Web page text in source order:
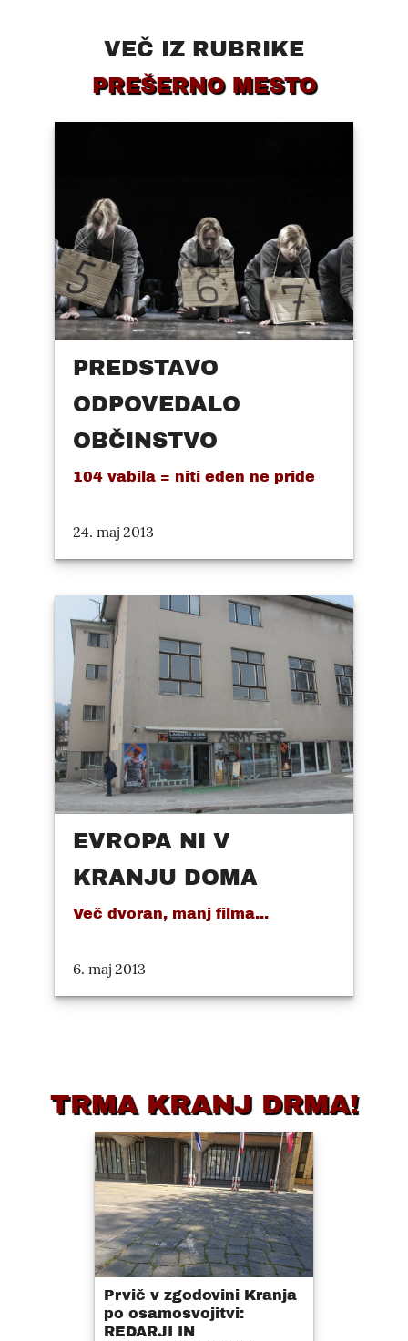
VEČ IZ RUBRIKE
PREŠERNO MESTO
PREDSTAVO
ODPOVEDALO
OBČINSTVO
104 vabila = niti eden ne pride
24. maj 2013
EVROPA NI V
KRANJU DOMA
Več dvoran, manj filma...
6. maj 2013
TRMA KRANJ DRMA!
Prvič v zgodovini Kranja
po osamosvojitvi:
REDARJI IN